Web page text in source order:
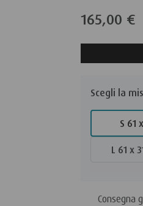
165,00 €
Scegli la
S
L 61 x
Consegna